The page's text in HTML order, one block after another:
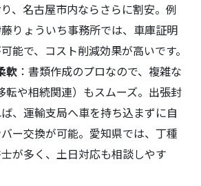
、名古屋市内ならさらに割安。例
りょういち事務所では、車庫証明
能で、コスト削減効果が高いです。
軟：書類作成のプロなので、複雑な
転や相続関連）もスムーズ。出張封
、運輸支局へ車を持ち込まずに自
ー交換が可能。愛知県では、丁種
が多く、土日対応も相談しやす